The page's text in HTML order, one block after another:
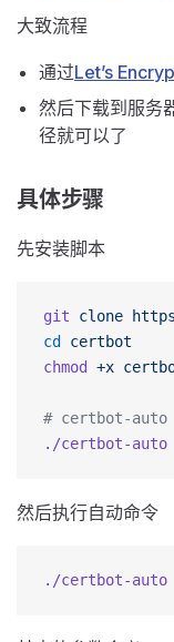
大致流程
通过Let’s
然后下载到服务
径就可以了
具体步骤
先安装脚本
git clone
cd
certbot
chmod
+x
# certbot-auto
./certbot-auto
然后执行自动命令
./certbot-auto